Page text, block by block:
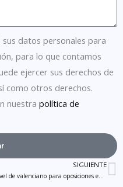
sus datos personales para
para lo que contamos
ejercer sus derechos de
como otros derechos.
nuestra política de
SIGUIENTE
Nivel de valenciano para oposiciones en la Comunidad Valenciana